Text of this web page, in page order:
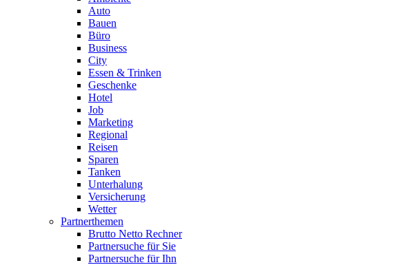
Auto
Bauen
Büro
Business
City
Essen & Trinken
Geschenke
Hotel
Job
Marketing
Regional
Reisen
Sparen
Tanken
Unterhalung
Versicherung
Wetter
Partnerthemen
Brutto Netto Rechner
Partnersuche für Sie
Partnersuche für Ihn